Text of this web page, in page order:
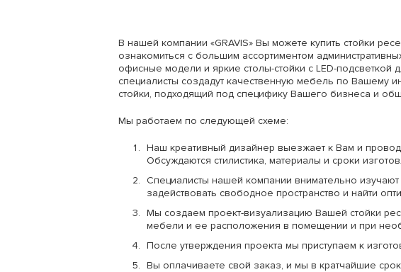
В нашей компании «GRAVIS» Вы можете купить стойки
ознакомиться с большим ассортиментом
офисные модели и яркие столы-стойки с LED-
специалисты создадут качественную мебель по Вашему
стойки, подходящий под специфику Вашего бизнеса и
Мы работаем по следующей схеме:
Наш креативный дизайнер выезжает к Вам и
Обсуждаются стилистика, материалы и сроки
Специалисты нашей компании внимательно
задействовать свободное пространство и найти
Мы создаем проект-визуализацию Вашей стойки
мебели и ее расположения в помещении и при
После утверждения проекта мы приступаем к
Вы оплачиваете свой заказ, и мы в кратчайшие